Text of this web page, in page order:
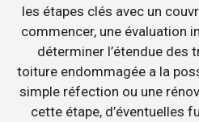
les étapes clés avec un
commencer, une évaluation
déterminer l’étendue des
toiture endommagée a la
simple réfection ou une
cette étape, d’éventuelles